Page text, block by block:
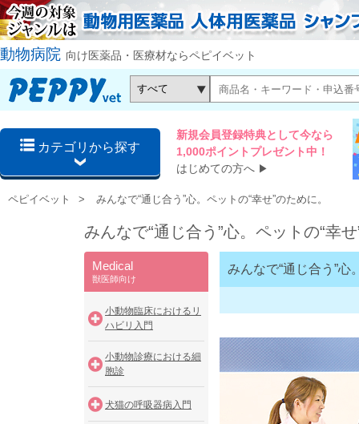
動物病院 向け医薬品・医療材ならペピイベット
カテゴリから探す
新規会員登録特典として今なら
1,000ポイントプレゼント中！
はじめての方へ ▶
ペピイベット みんなで“通じ合う”心。ペットの“幸せ”のために。
みんなで“通じ合う”心。ペットの“幸
Medical
獣医師向け
小動物臨床におけるリ
ハビリ入門
小動物診療における細
胞診
犬猫の呼吸器病入門
みんなで“通じ合う”心